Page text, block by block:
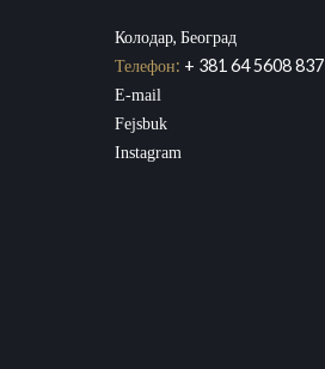
Колодар, Београд
Телефон: + 381 64 5608 837
E-mail
Fejsbuk
Instagram